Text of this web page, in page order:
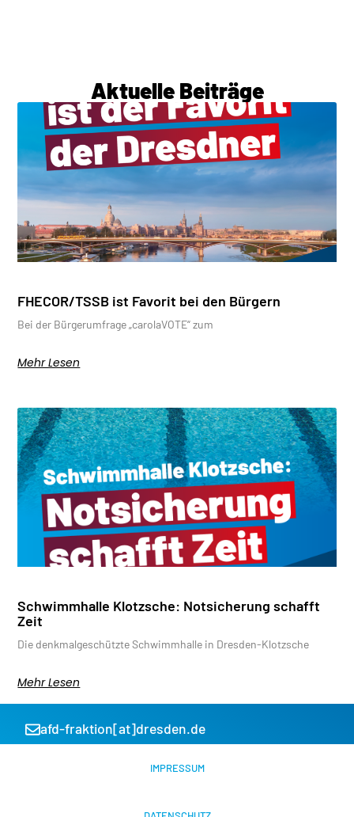
Aktuelle Beiträge
FHECOR/TSSB ist Favorit bei den Bürgern
Bei der Bürgerumfrage „carolaVOTE“ zum
Mehr Lesen
Schwimmhalle Klotzsche: Notsicherung schafft
Zeit
Die denkmalgeschützte Schwimmhalle in Dresden-Klotzsche
Mehr Lesen
IMPRESSUM
afd-fraktion[at]dresden.de